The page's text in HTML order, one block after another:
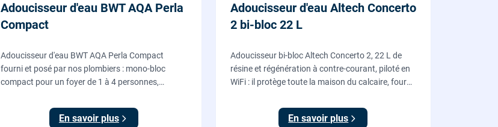
Adoucisseur d'eau BWT AQA Perla
Compact
Adoucisseur d'eau BWT AQA Perla Compact
fourni et posé par nos plombiers : mono-bloc
compact pour un foyer de 1 à 4 personnes,
Origine France Garantie. Protégez toute la maison
En savoir plus
Adoucisseur d'eau Altech Concerto
2 bi-bloc 22 L
Adoucisseur bi-bloc Altech Concerto 2, 22 L de
résine et régénération à contre-courant, piloté en
WiFi : il protège toute la maison du calcaire, fourni,
En savoir plus